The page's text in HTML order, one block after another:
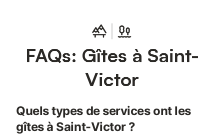
FAQs: Gîtes à Saint-
Victor
Quels types de services ont les
gîtes à Saint-Victor ?